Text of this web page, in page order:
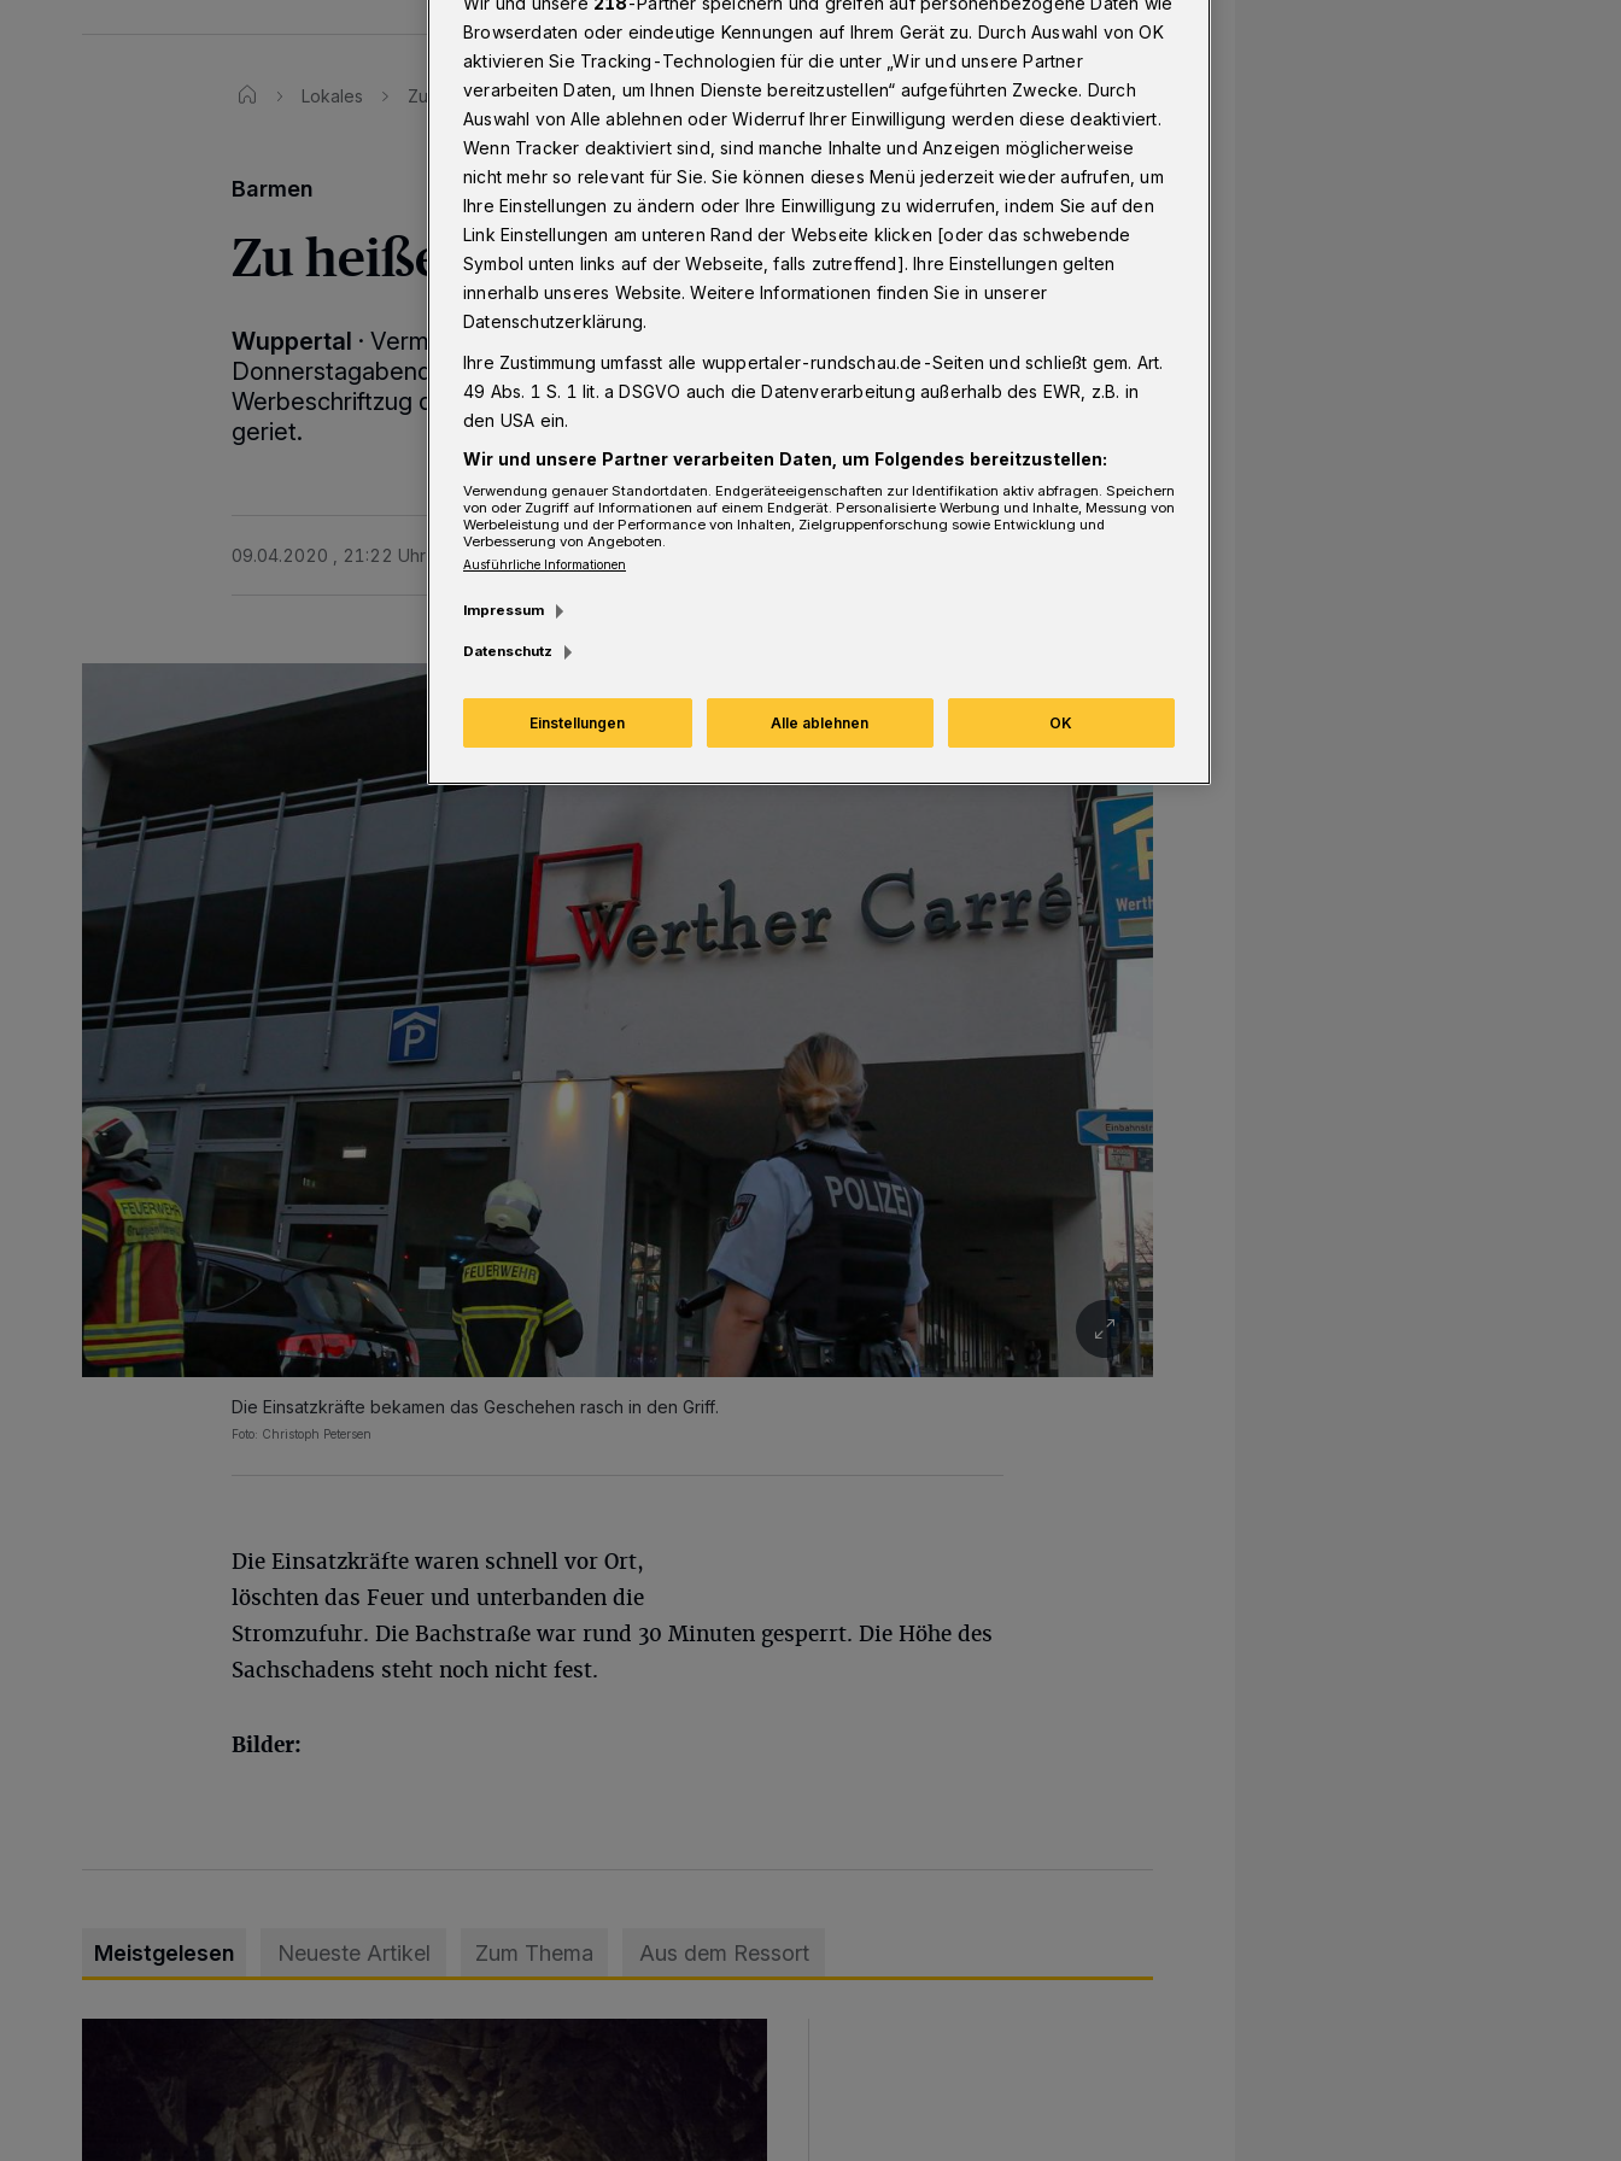
Lokales Zu heißer Werbeschriftzug in Wuppertal
Barmen
Zu heißer Werbeschriftzug
Wuppertal · Vermutlich ein technischer Defekt hat am
Donnerstagabend (9. April 2020) dafür gesorgt, dass der
Werbeschriftzug des Gebäudekomplexes „Werther Carré“ in Brand
geriet.
09.04.2020 , 21:22 Uhr Eine Minute Lesezeit
Die Einsatzkräfte bekamen das Geschehen rasch in den Griff.
Foto: Christoph Petersen
Die Einsatzkräfte waren schnell vor Ort,
löschten das Feuer und unterbanden die
Stromzufuhr. Die Bachstraße war rund 30 Minuten gesperrt. Die Höhe des
Sachschadens steht noch nicht fest.
Bilder:
Meistgelesen Neueste Artikel Zum Thema Aus dem Ressort
Browserdaten oder eindeutige Kennungen auf Ihrem Gerät zu. Durch Auswahl von OK
aktivieren Sie Tracking-Technologien für die unter „Wir und unsere Partner
verarbeiten Daten, um Ihnen Dienste bereitzustellen“ aufgeführten Zwecke. Durch
Auswahl von Alle ablehnen oder Widerruf Ihrer Einwilligung werden diese deaktiviert.
Wenn Tracker deaktiviert sind, sind manche Inhalte und Anzeigen möglicherweise
nicht mehr so relevant für Sie. Sie können dieses Menü jederzeit wieder aufrufen, um
Ihre Einstellungen zu ändern oder Ihre Einwilligung zu widerrufen, indem Sie auf den
Link Einstellungen am unteren Rand der Webseite klicken [oder das schwebende
Symbol unten links auf der Webseite, falls zutreffend]. Ihre Einstellungen gelten
innerhalb unseres Website. Weitere Informationen finden Sie in unserer
Datenschutzerklärung.
Ihre Zustimmung umfasst alle wuppertaler-rundschau.de-Seiten und schließt gem. Art.
49 Abs. 1 S. 1 lit. a DSGVO auch die Datenverarbeitung außerhalb des EWR, z.B. in
den USA ein.
Wir und unsere Partner verarbeiten Daten, um Folgendes bereitzustellen:
Verwendung genauer Standortdaten. Endgeräteeigenschaften zur Identifikation aktiv abfragen. Speichern
von oder Zugriff auf Informationen auf einem Endgerät. Personalisierte Werbung und Inhalte, Messung von
Werbeleistung und der Performance von Inhalten, Zielgruppenforschung sowie Entwicklung und
Verbesserung von Angeboten.
Ausführliche Informationen
Impressum
Datenschutz
Einstellungen Alle ablehnen OK